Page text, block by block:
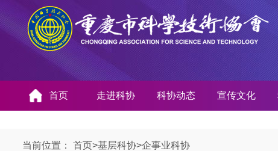
首页 走进科协 科协动态 宣传文化
当前位置： 首页>基层科协>企事业科协